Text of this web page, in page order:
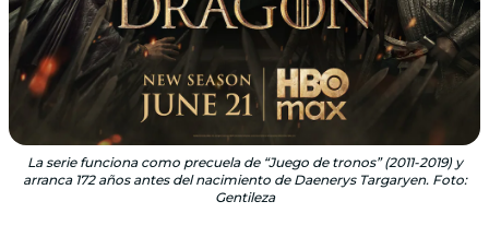
La serie funciona como precuela de “Juego de tronos” (2011-2019) y
arranca 172 años antes del nacimiento de Daenerys Targaryen. Foto:
Gentileza